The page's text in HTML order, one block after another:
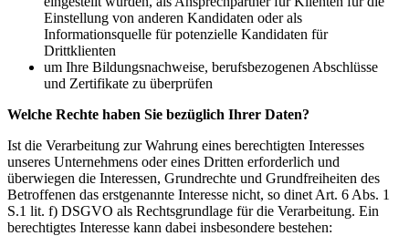
Einstellung von anderen Kandidaten oder als
Informationsquelle für potenzielle Kandidaten für
Drittklienten
um Ihre Bildungsnachweise, berufsbezogenen Abschlüsse
und Zertifikate zu überprüfen
Welche Rechte haben Sie bezüglich Ihrer Daten?
Ist die Verarbeitung zur Wahrung eines berechtigten Interesses
unseres Unternehmens oder eines Dritten erforderlich und
überwiegen die Interessen, Grundrechte und Grundfreiheiten des
Betroffenen das erstgenannte Interesse nicht, so dinet Art. 6 Abs. 1
S.1 lit. f) DSGVO als Rechtsgrundlage für die Verarbeitung. Ein
berechtigtes Interesse kann dabei insbesondere bestehen: